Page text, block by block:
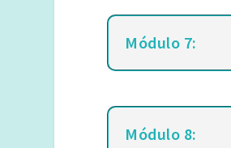
Módulo 7:
Módulo 8: